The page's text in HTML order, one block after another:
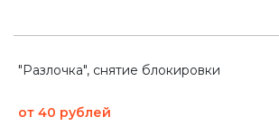
"Разлочка", снятие блокировки
от 40 рублей